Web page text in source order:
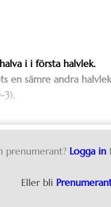
i i första halvlek.
en sämre andra
3).
prenumerant? Logga in
Eller bli